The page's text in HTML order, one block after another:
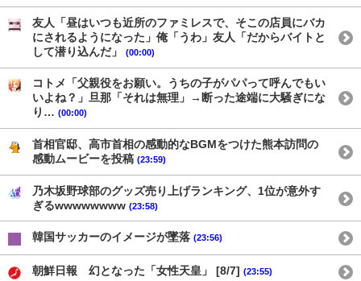
友人「昼はいつも近所のファミレスで、そこの店員にバカ
にされるようになった」俺「うわ」友人「だからバイトと
して潜り込んだ」
(00:00)
コトメ「父親役をお願い。うちの子がパパって呼んでもい
いよね？」旦那「それは無理」→断った途端に大騒ぎにな
り… (00:00)
首相官邸、高市首相の感動的なBGMをつけた熊本訪問の
感動ムービーを投稿 (23:59)
乃木坂野球部のグッズ売り上げランキング、1位が意外す
ぎるwwwwwwww (23:58)
韓国サッカーのイメージが墜落 (23:56)
朝鮮日報 幻となった「女性天皇」 [8/7] (23:55)